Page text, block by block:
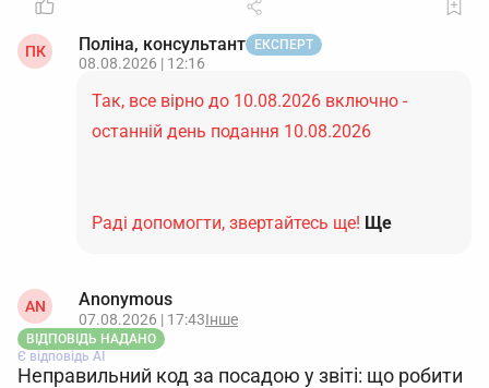
ПК Поліна, консультант ЕКСПЕРТ
08.08.2026 | 12:16
Так, все вірно до 10.08.2026 включно -
останній день подання 10.08.2026
Раді допомогти, звертайтесь ще! Ще
AN Anonymous
07.08.2026 | 17:43Інше
ВІДПОВІДЬ НАДАНО
Є відповідь АІ
Неправильний код за посадою у звіті: що робити